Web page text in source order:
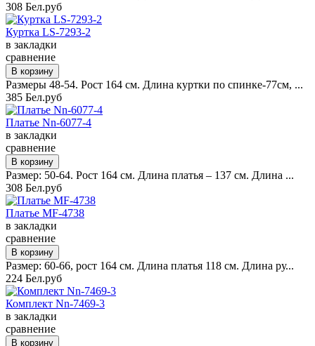
308 Бел.руб
Куртка LS-7293-2
в закладки
сравнение
Размеры 48-54. Рост 164 см. Длина куртки по спинке-77см, ...
385 Бел.руб
Платье Nn-6077-4
в закладки
сравнение
Размер: 50-64. Рост 164 см. Длина платья – 137 см. Длина ...
308 Бел.руб
Платье MF-4738
в закладки
сравнение
Размер: 60-66, рост 164 см. Длина платья 118 см. Длина ру...
224 Бел.руб
Комплект Nn-7469-3
в закладки
сравнение